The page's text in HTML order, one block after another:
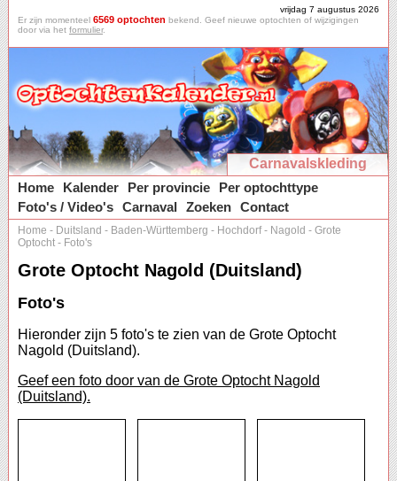
vrijdag 7 augustus 2026
Er zijn momenteel 6569 optochten bekend. Geef nieuwe optochten of wijzigingen
door via het formulier.
Carnavalskleding
Home
Kalender Per provincie
Per optochttype
Foto's / Video's Carnaval Zoeken Contact
Home - Duitsland - Baden-Württemberg - Hochdorf- Nagold - Grote
Optocht - Foto's
Grote Optocht Nagold (Duitsland)
Foto's
Hieronder zijn 5 foto's te zien van de Grote Optocht
Nagold (Duitsland).
Geef een foto door van de Grote Optocht Nagold
(Duitsland).